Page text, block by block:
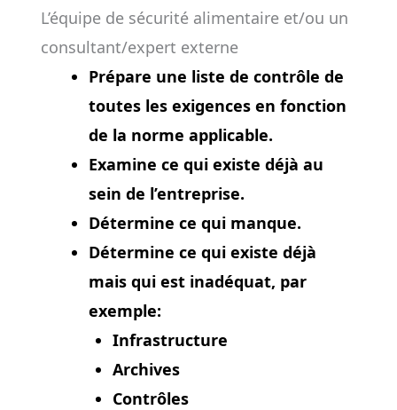
L’équipe de sécurité alimentaire et/ou un
consultant/expert externe
Prépare une liste de contrôle de
toutes les exigences en fonction
de la norme applicable.
Examine ce qui existe déjà au
sein de l’entreprise.
Détermine ce qui manque.
Détermine ce qui existe déjà
mais qui est inadéquat, par
exemple:
Infrastructure
Archives
Contrôles